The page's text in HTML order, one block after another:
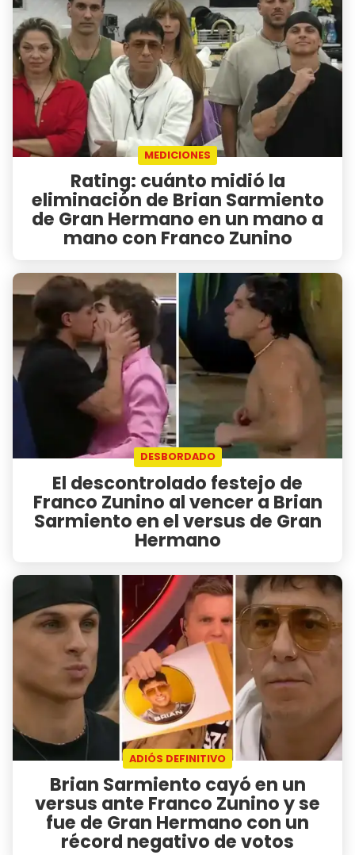
MEDICIONES
Rating: cuánto midió la
eliminación de Brian Sarmiento
de Gran Hermano en un mano a
mano con Franco Zunino
DESBORDADO
El descontrolado festejo de
Franco Zunino al vencer a Brian
Sarmiento en el versus de Gran
Hermano
ADIÓS DEFINITIVO
Brian Sarmiento cayó en un
versus ante Franco Zunino y se
fue de Gran Hermano con un
récord negativo de votos